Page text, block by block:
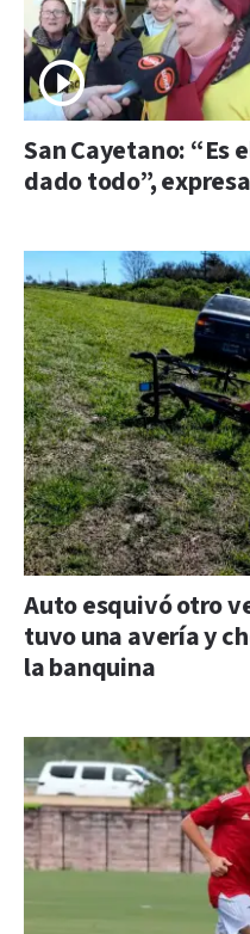
San Cayetano: “Es
dado todo”,
Auto esquivó otro
tuvo una avería y
la banquina